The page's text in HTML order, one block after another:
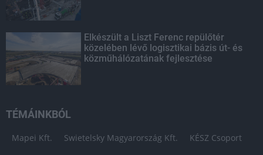
Elkészült a Liszt Ferenc repülőtér
közelében lévő logisztikai bázis út- és
közműhálózatának fejlesztése
TÉMÁINKBÓL
Mapei Kft. Swietelsky Magyarország Kft. KÉSZ Csoport